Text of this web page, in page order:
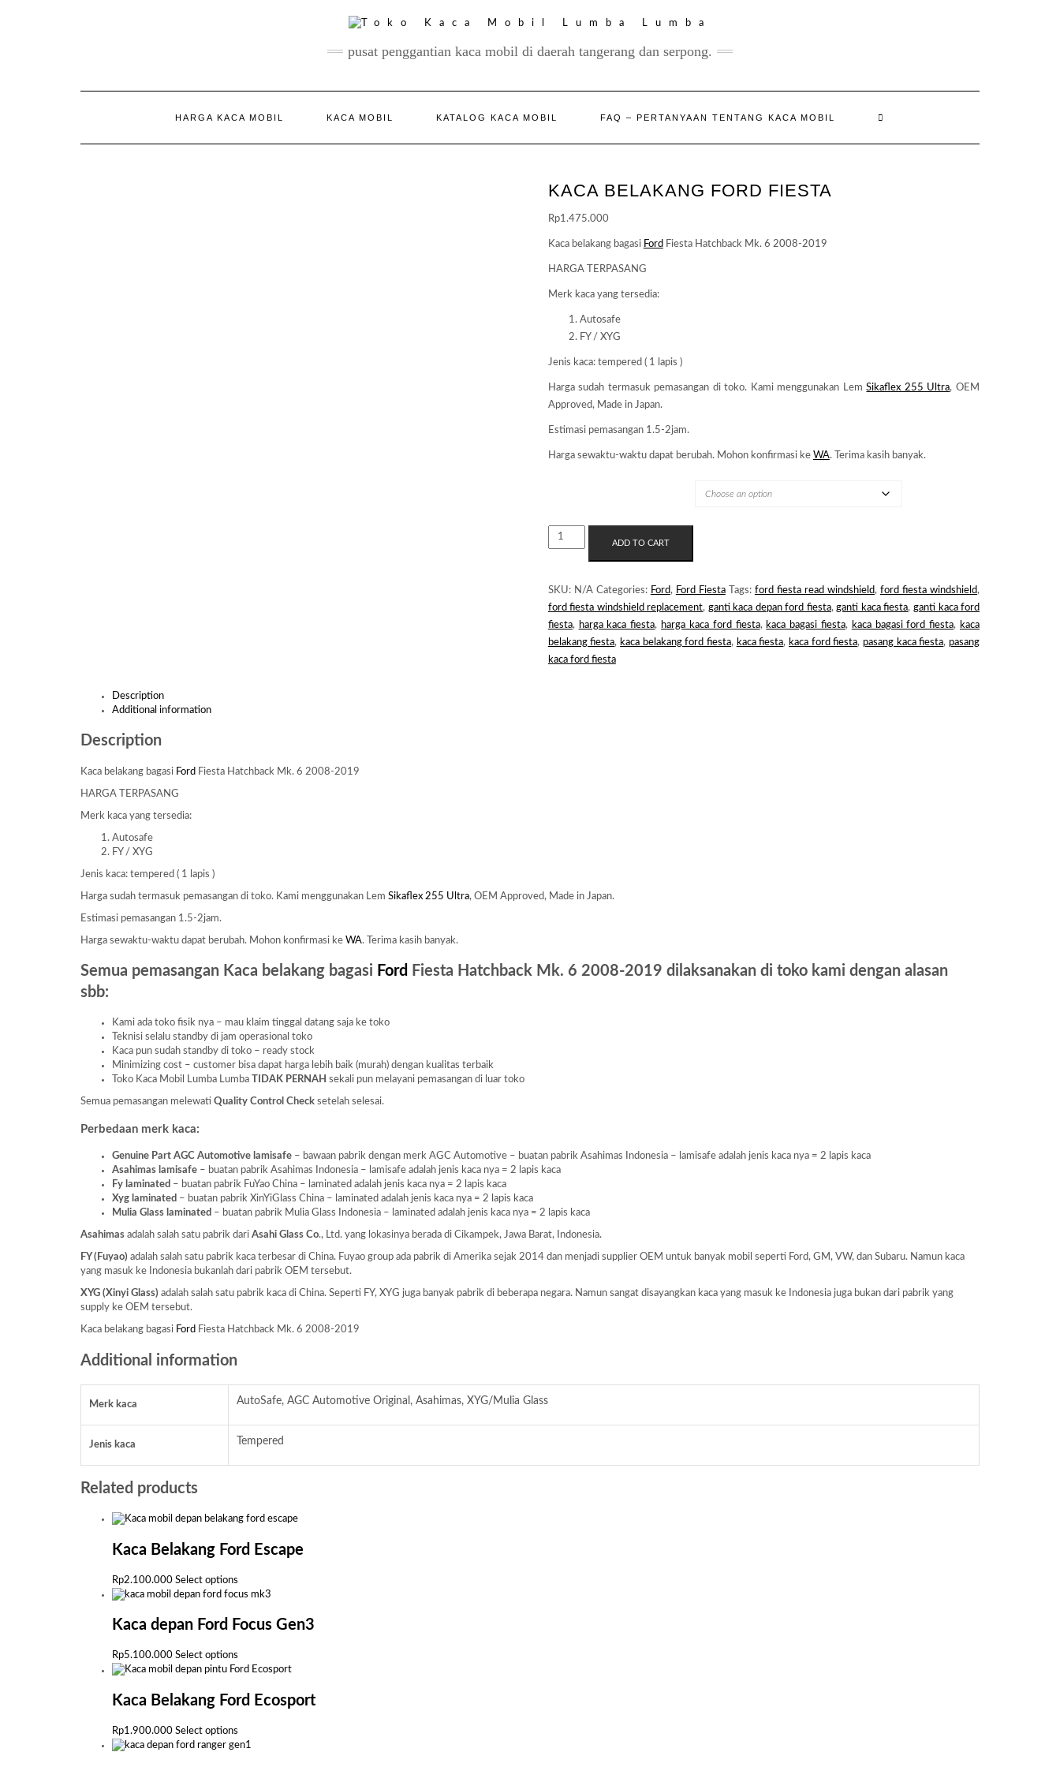
pusat penggantian kaca mobil di daerah tangerang dan serpong.
HARGA KACA MOBIL KACA MOBIL KATALOG KACA MOBIL FAQ – PERTANYAAN TENTANG KACA MOBIL
KACA BELAKANG FORD FIESTA
Rp1.475.000
Kaca belakang bagasi Ford Fiesta Hatchback Mk. 6 2008-2019
HARGA TERPASANG
Merk kaca yang tersedia:
Autosafe
FY / XYG
Jenis kaca: tempered ( 1 lapis )
Harga sudah termasuk pemasangan di toko. Kami menggunakan LemSikaflex 255 Ultra, OEM
Approved, Made in Japan.
Estimasi pemasangan 1.5-2jam.
Harga sewaktu-waktu dapat berubah. Mohon konfirmasi ke WA. Terima kasih banyak.
KACA
BELAKANG
FIESTA
QUANTITY
ADD TO CART
SKU: N/A Categories: Ford, Ford Fiesta Tags: ford fiesta read windshield, ford fiesta windshield,
ford fiesta windshield replacement, ganti kaca depan ford fiesta,ganti kaca fiesta, ganti kaca ford
fiesta, harga kaca fiesta, harga kaca ford fiesta, kaca bagasi fiesta, kaca bagasi ford fiesta, kaca
belakang fiesta, kaca belakang ford fiesta, kaca fiesta, kaca ford fiesta, pasang kaca fiesta, pasang
kaca ford fiesta
Description
Additional information
Description
Kaca belakang bagasi Ford Fiesta Hatchback Mk. 6 2008-2019
HARGA TERPASANG
Merk kaca yang tersedia:
Autosafe
FY / XYG
Jenis kaca: tempered ( 1 lapis )
Harga sudah termasuk pemasangan di toko. Kami menggunakan Lem Sikaflex 255 Ultra, OEM Approved, Made in Japan.
Estimasi pemasangan 1.5-2jam.
Harga sewaktu-waktu dapat berubah. Mohon konfirmasi ke WA. Terima kasih banyak.
Semua pemasangan Kaca belakang bagasi Ford Fiesta Hatchback Mk. 6 2008-2019 dilaksanakan di toko kami dengan alasan
sbb:
Kami ada toko fisik nya – mau klaim tinggal datang saja ke toko
Teknisi selalu standby di jam operasional toko
Kaca pun sudah standby di toko – ready stock
Minimizing cost – customer bisa dapat harga lebih baik (murah) dengan kualitas terbaik
Toko Kaca Mobil Lumba Lumba TIDAK PERNAH sekali pun melayani pemasangan di luar toko
Semua pemasangan melewati Quality Control Check setelah selesai.
Perbedaan merk kaca:
Genuine Part AGC Automotive lamisafe – bawaan pabrik dengan merk AGC Automotive – buatan pabrik Asahimas Indonesia – lamisafe adalah jenis kaca nya = 2 lapis kaca
Asahimas lamisafe – buatan pabrik Asahimas Indonesia – lamisafe adalah jenis kaca nya = 2 lapis kaca
Fy laminated – buatan pabrik FuYao China – laminated adalah jenis kaca nya = 2 lapis kaca
Xyg laminated – buatan pabrik XinYiGlass China – laminated adalah jenis kaca nya = 2 lapis kaca
Mulia Glass laminated – buatan pabrik Mulia Glass Indonesia – laminated adalah jenis kaca nya = 2 lapis kaca
Asahimas adalah salah satu pabrik dari Asahi Glass Co., Ltd. yang lokasinya berada di Cikampek, Jawa Barat, Indonesia.
FY (Fuyao) adalah salah satu pabrik kaca terbesar di China. Fuyao group ada pabrik di Amerika sejak 2014 dan menjadi supplier OEM untuk banyak mobil seperti Ford, GM, VW, dan Subaru. Namun kaca
yang masuk ke Indonesia bukanlah dari pabrik OEM tersebut.
XYG (Xinyi Glass) adalah salah satu pabrik kaca di China. Seperti FY, XYG juga banyak pabrik di beberapa negara. Namun sangat disayangkan kaca yang masuk ke Indonesia juga bukan dari pabrik yang
supply ke OEM tersebut.
Kaca belakang bagasi Ford Fiesta Hatchback Mk. 6 2008-2019
Additional information
Merk kaca AutoSafe, AGC Automotive Original, Asahimas, XYG/Mulia Glass
Jenis kaca Tempered
Related products
Kaca Belakang Ford Escape
Rp2.100.000 Select options
product
multiple
options
be
chosen
product
Kaca depan Ford Focus Gen3
Rp5.100.000 Select options
product
multiple
options
Kaca Belakang Ford Ecosport
Rp1.900.000 Select options
product